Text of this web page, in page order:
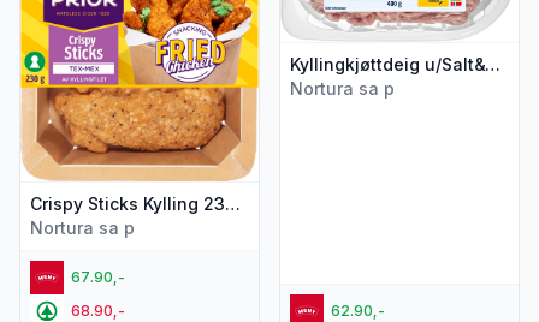
Crispy Sticks Kylling 230g Prior
Nortura sa p
67.90,-
68.90,-
Kyllingkjøttdeig u/Salt&Vann 400g Kyllinggården
Nortura sa p
62.90,-